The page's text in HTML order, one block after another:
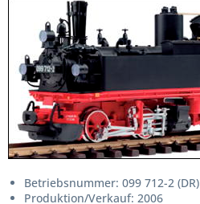
Betriebsnummer: 099 712-2 (DR)
Produktion/Verkauf: 2006